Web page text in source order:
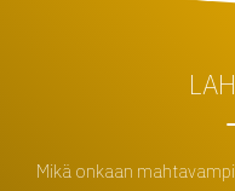
Mikä onkaan